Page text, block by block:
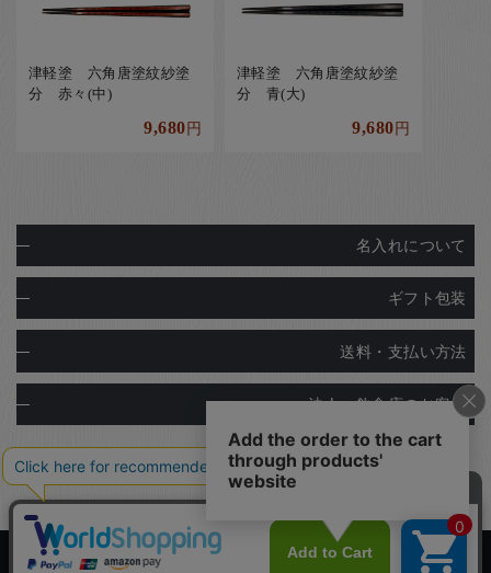
津軽塗 六角唐塗紋紗塗
分 赤々(中)
9,680円
津軽塗 六角唐塗紋紗塗
分 青(大)
9,680円
名入れについて
ギフト包装
送料・支払い方法
法人・飲食店のお客様
Copyright© Ginza Natsuno Co.,Ltd.